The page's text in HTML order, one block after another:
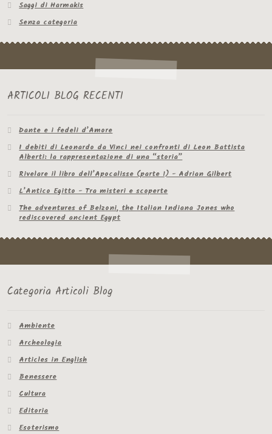
Saggi di Harmakis
Senza categoria
ARTICOLI BLOG RECENTI
Dante e i fedeli d’Amore
I debiti di Leonardo da Vinci nei confronti di Leon Battista
Alberti: la rappresentazione di una “storia”
Rivelare il libro dell’Apocalisse (parte 1) - Adrian Gilbert
L’Antico Egitto - Tra misteri e scoperte
The adventures of Belzoni, the Italian Indiana Jones who
rediscovered ancient Egypt
Categoria Articoli Blog
Ambiente
Archeologia
Articles in English
Benessere
Cultura
Editoria
Esoterismo